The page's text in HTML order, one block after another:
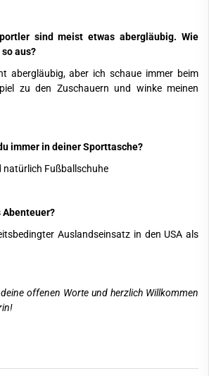
sind meist etwas abergläubig. Wie
aus?
abergläubig, aber ich schaue immer beim
zu den Zuschauern und winke meinen
immer in deiner Sporttasche?
natürlich Fußballschuhe
Abenteuer?
Auslandseinsatz in den USA als
offenen Worte und herzlich Willkommen